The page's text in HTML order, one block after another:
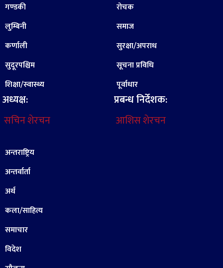
गण्डकी
लुम्बिनी
कर्णाली
सुदूरपश्चिम
शिक्षा/स्वास्थ्य
अध्यक्ष:
सचिन शेरचन
रोचक
समाज
सुरक्षा/अपराध
सूचना प्रविधि
पूर्वाधार
प्रबन्ध निर्देशक:
आशिस शेरचन
अन्तराष्ट्रिय
अन्तर्वार्ता
अर्थ
कला/साहित्य
समाचार
विदेश